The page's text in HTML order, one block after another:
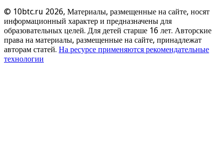
© 10btc.ru 2026, Материалы, размещенные на сайте, носят
информационный характер и предназначены для
образовательных целей. Для детей старше 16 лет. Авторские
права на материалы, размещенные на сайте, принадлежат
авторам статей. На ресурсе применяются рекомендательные
технологии